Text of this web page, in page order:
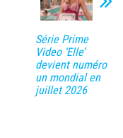
Série Prime
Video ‘Elle’
devient numéro
un mondial en
juillet 2026